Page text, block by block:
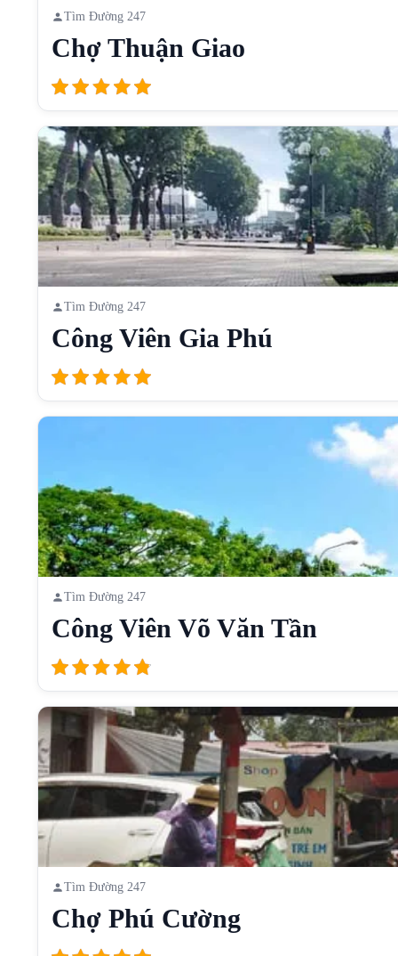
Tìm Đường 247
Chợ Thuận Giao
Tìm Đường 247
Công Viên Gia Phú
Tìm Đường 247
Công Viên Võ Văn Tần
Tìm Đường 247
Chợ Phú Cường